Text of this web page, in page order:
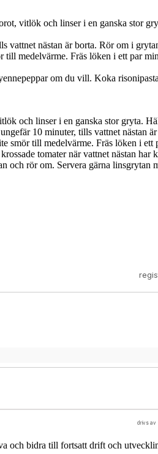
vitlök och linser i en ganska stor
nästan är borta. Rör om i
medelvärme. Fräs löken i ett par
om du vill. Koka
och linser i en ganska stor gryta.
10 minuter, tills vattnet nästan
smör till medelvärme. Fräs löken i
tomater när vattnet nästan har
och rör om. Servera gärna linsgrytan
och bidra till fortsatt drift och